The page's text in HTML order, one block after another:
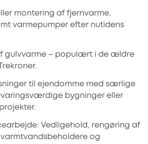
montering af fjernvarme,
varmepumper efter nutidens
gulvvarme – populært i de ældre
til ejendomme med særlige
bygninger eller
Vedligehold, rengøring af
og